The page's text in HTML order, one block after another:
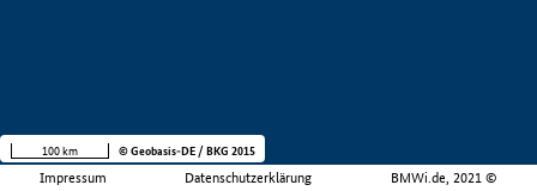
Impressum Datenschutzerklärung BMWi.de, 2021 ©
100 km © Geobasis-DE / BKG 2015